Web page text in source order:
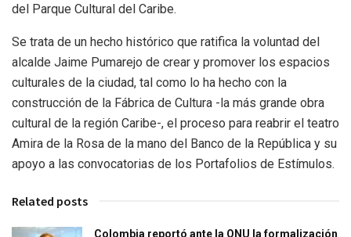
del Parque Cultural del Caribe.
Se trata de un hecho histórico que ratifica la voluntad del
alcalde Jaime Pumarejo de crear y promover los espacios
culturales de la ciudad, tal como lo ha hecho con la
construcción de la Fábrica de Cultura -la más grande obra
cultural de la región Caribe-, el proceso para reabrir el teatro
Amira de la Rosa de la mano del Banco de la República y su
apoyo a las convocatorias de los Portafolios de Estímulos.
Related posts
Colombia reportó ante la ONU la formalización